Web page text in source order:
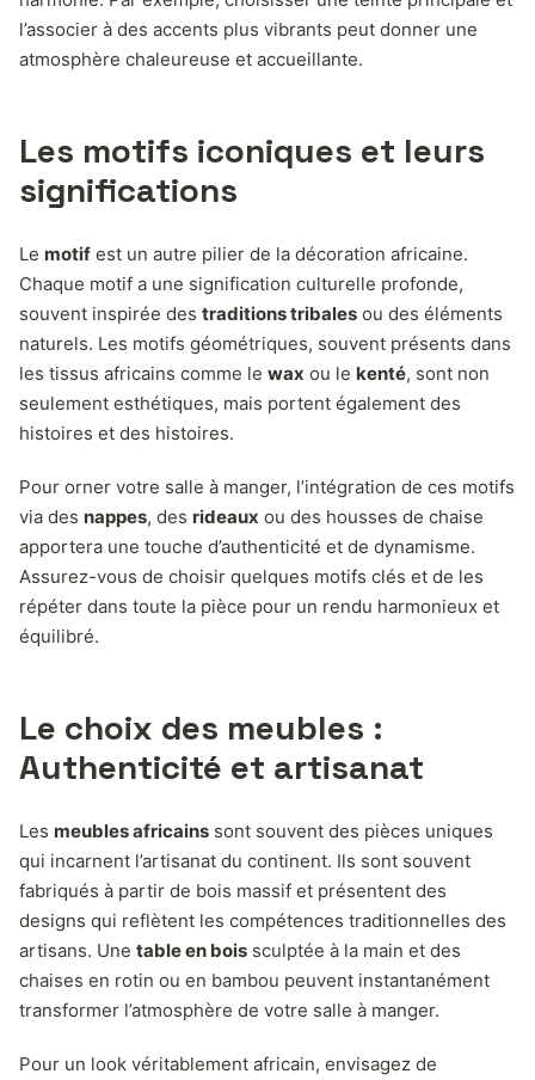
l’associer à des accents plus vibrants peut donner une
atmosphère chaleureuse et accueillante.
Les motifs iconiques et leurs
significations
Le motif est un autre pilier de la décoration africaine.
Chaque motif a une signification culturelle profonde,
souvent inspirée des traditions tribales ou des éléments
naturels. Les motifs géométriques, souvent présents dans
les tissus africains comme le wax ou le kenté, sont non
seulement esthétiques, mais portent également des
histoires et des histoires.
Pour orner votre salle à manger, l’intégration de ces motifs
via des nappes, des rideaux ou des housses de chaise
apportera une touche d’authenticité et de dynamisme.
Assurez-vous de choisir quelques motifs clés et de les
répéter dans toute la pièce pour un rendu harmonieux et
équilibré.
Le choix des meubles :
Authenticité et artisanat
Les meubles africains sont souvent des pièces uniques
qui incarnent l’artisanat du continent. Ils sont souvent
fabriqués à partir de bois massif et présentent des
designs qui reflètent les compétences traditionnelles des
artisans. Une table en bois sculptée à la main et des
chaises en rotin ou en bambou peuvent instantanément
transformer l’atmosphère de votre salle à manger.
Pour un look véritablement africain, envisagez de